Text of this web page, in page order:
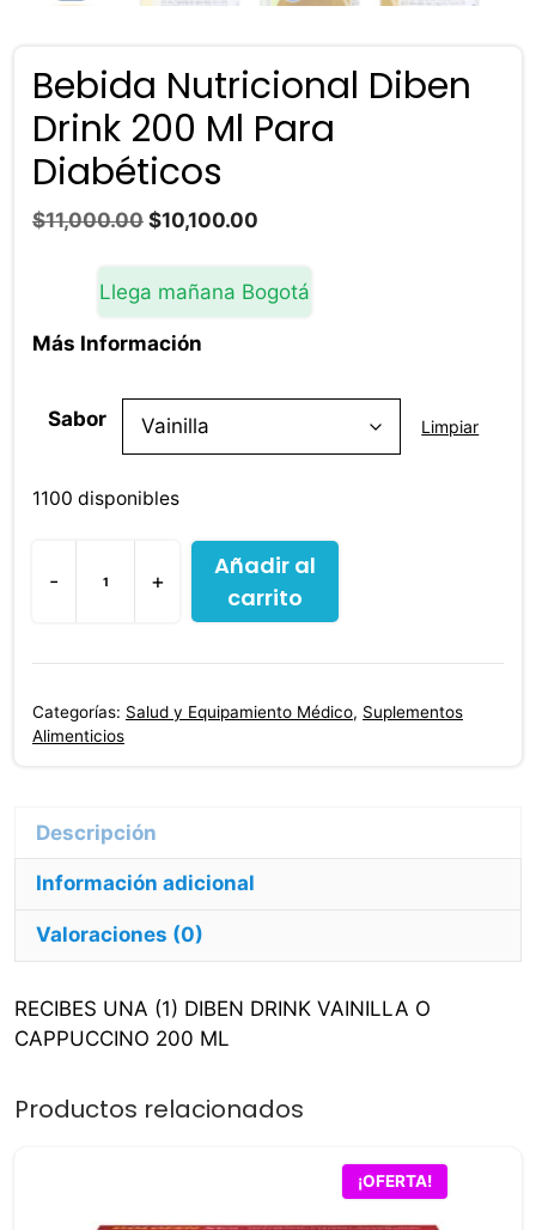
Bebida Nutricional Diben
Drink 200 Ml Para
Diabéticos
$11,000.00 El
original
$11,000.00.
$10,100.00
actual
es:
Llega mañana Bogotá
Más Información
Sabor Limpiar
1100 disponibles
-
Bebida
Nutricional
Diben
200
cantidad
+
Añadir al
carrito
Categorías: Salud y Equipamiento Médico, Suplementos
Alimenticios
Información adicional
Valoraciones (0)
RECIBES UNA (1) DIBEN DRINK VAINILLA O
CAPPUCCINO 200 ML
Productos relacionados
¡OFERTA!